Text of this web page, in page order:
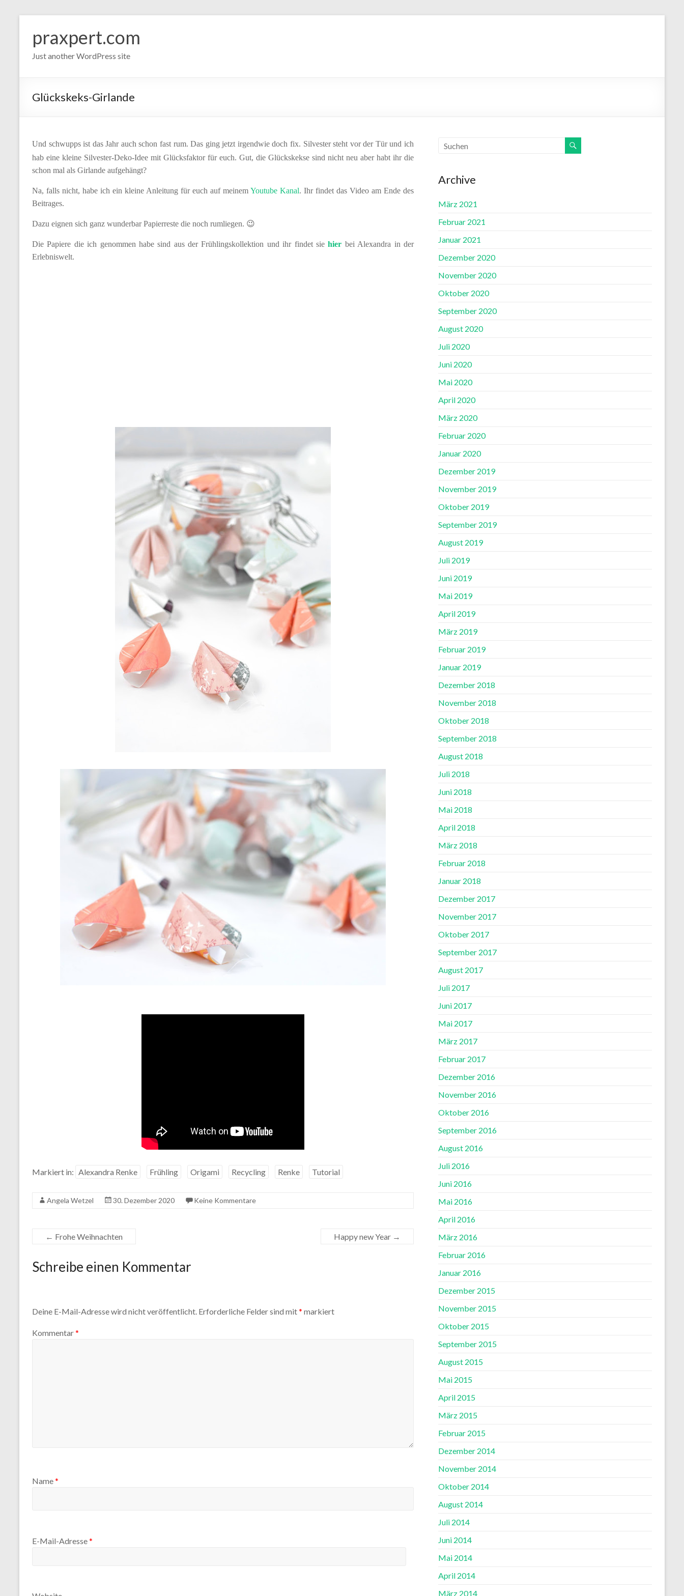
springen
praxpert.com
Just another WordPress site
Glückskeks-Girlande
Und schwupps ist das Jahr auch schon fast rum. Das ging jetzt irgendwie doch fix. Silvester steht vor der Tür und ich
hab eine kleine Silvester-Deko-Idee mit Glücksfaktor für euch. Gut, die Glückskekse sind nicht neu aber habt ihr die
schon mal als Girlande aufgehängt?
Na, falls nicht, habe ich ein kleine Anleitung für euch auf meinem Youtube Kanal. Ihr findet das Video am Ende des
Beitrages.
Dazu eignen sich ganz wunderbar Papierreste die noch rumliegen. 😉
Die Papiere die ich genommen habe sind aus der Frühlingskollektion und ihr findet siehier bei Alexandra in der
Erlebniswelt.
Markiert in: Alexandra Renke Frühling Origami Recycling Renke Tutorial
Angela Wetzel 30. Dezember 2020 Keine Kommentare
← Frohe Weihnachten Happy new Year →
Schreibe einen Kommentar
Deine E-Mail-Adresse wird nicht veröffentlicht. Erforderliche Felder sind mit* markiert
Kommentar*
Name*
E-Mail-Adresse*
Archive
März 2021
Februar 2021
Januar 2021
Dezember 2020
November 2020
Oktober 2020
September 2020
August 2020
Juli 2020
Juni 2020
Mai 2020
April 2020
März 2020
Februar 2020
Januar 2020
Dezember 2019
November 2019
Oktober 2019
September 2019
August 2019
Juli 2019
Juni 2019
Mai 2019
April 2019
März 2019
Februar 2019
Januar 2019
Dezember 2018
November 2018
Oktober 2018
September 2018
August 2018
Juli 2018
Juni 2018
Mai 2018
April 2018
März 2018
Februar 2018
Januar 2018
Dezember 2017
November 2017
Oktober 2017
September 2017
August 2017
Juli 2017
Juni 2017
Mai 2017
März 2017
Februar 2017
Dezember 2016
November 2016
Oktober 2016
September 2016
August 2016
Juli 2016
Juni 2016
Mai 2016
April 2016
März 2016
Februar 2016
Januar 2016
Dezember 2015
November 2015
Oktober 2015
September 2015
August 2015
Mai 2015
April 2015
März 2015
Februar 2015
Dezember 2014
November 2014
Oktober 2014
August 2014
Juli 2014
Juni 2014
Mai 2014
April 2014
März 2014